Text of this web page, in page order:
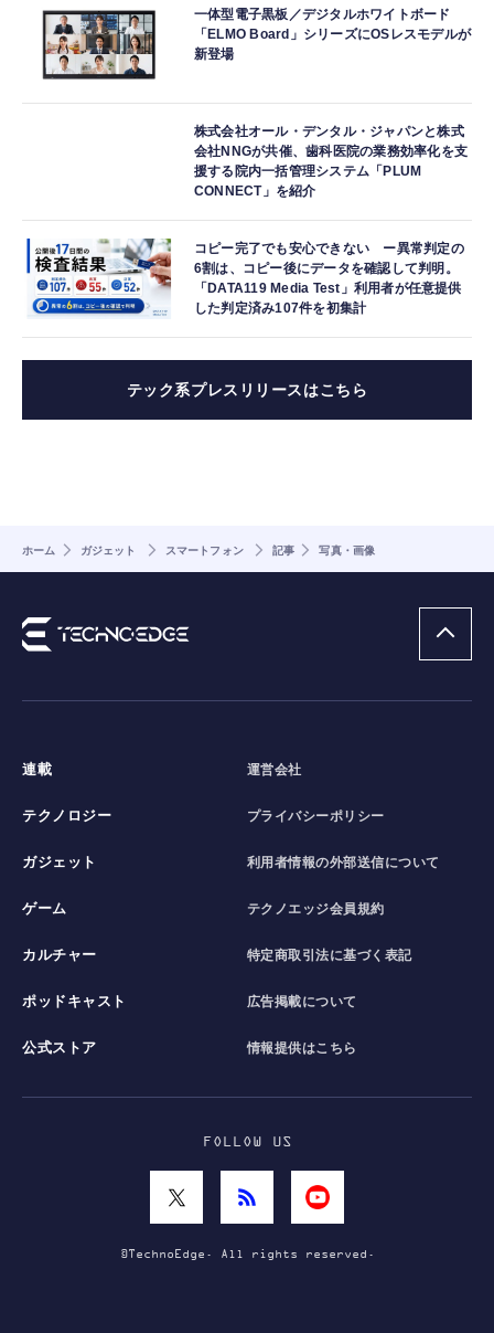
一体型電子黒板／デジタルホワイトボード
「ELMO Board」シリーズにOSレスモデルが
新登場
株式会社オール・デンタル・ジャパンと株式
会社NNGが共催、歯科医院の業務効率化を支
援する院内一括管理システム「PLUM
CONNECT」を紹介
コピー完了でも安心できない ー異常判定の
6割は、コピー後にデータを確認して判明。
「DATA119 Media Test」利用者が任意提供
した判定済み107件を初集計
テック系プレスリリースはこちら
ホーム ガジェット スマートフォン 記事 写真・画像
連載
テクノロジー
ガジェット
ゲーム
カルチャー
ポッドキャスト
公式ストア
運営会社
プライバシーポリシー
利用者情報の外部送信について
テクノエッジ会員規約
特定商取引法に基づく表記
広告掲載について
情報提供はこちら
FOLLOW US
©TechnoEdge. All rights reserved.